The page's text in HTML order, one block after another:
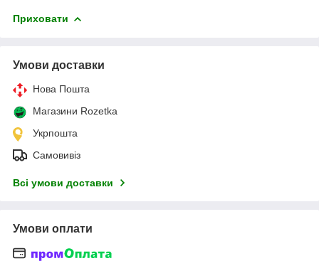
Приховати
Умови доставки
Нова Пошта
Магазини Rozetka
Укрпошта
Самовивіз
Всі умови доставки
Умови оплати